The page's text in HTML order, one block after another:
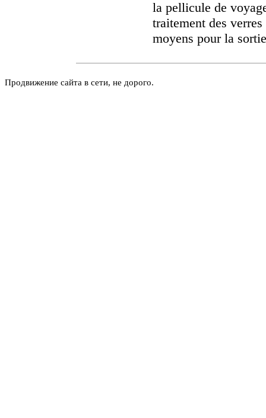
la pellicule de
traitement des
moyens pour la
Продвижение сайта в сети, не дорого.